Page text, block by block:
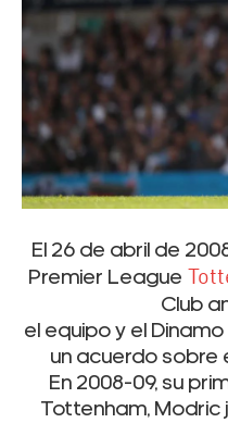
El 26 de abril de
Premier League
Club
el equipo y el
un acuerdo sobre
En 2008-09, su
Tottenham, Modric